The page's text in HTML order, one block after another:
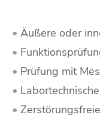
• Äußere oder
•
• Prüfung mit
•
•